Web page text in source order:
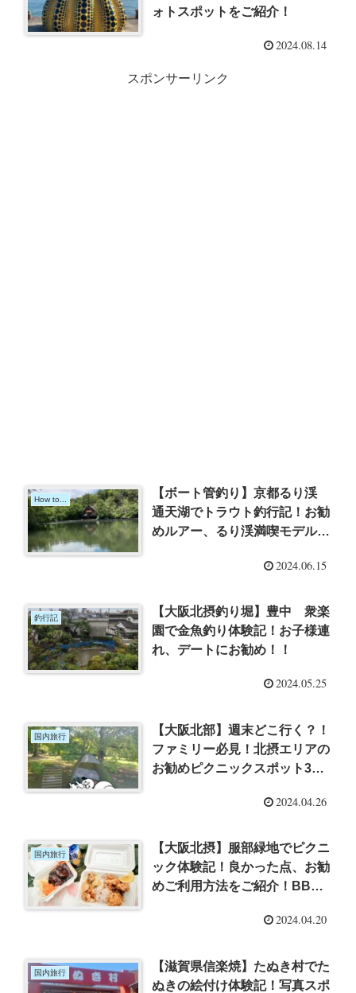
ォトスポットをご紹介！
2024.08.14
スポンサーリンク
How to...
【ボート管釣り】京都るり渓
通天湖でトラウト釣行記！お勧
めルアー、るり渓満喫モデルコ
2024.06.15
釣行記
【大阪北摂釣り堀】豊中 衆楽
園で金魚釣り体験記！お子様連
れ、デートにお勧め！！
2024.05.25
国内旅行
【大阪北部】週末どこ行く？！
ファミリー必見！北摂エリアの
お勧めピクニックスポット3
2024.04.26
国内旅行
【大阪北摂】服部緑地でピクニ
ック体験記！良かった点、お勧
めご利用方法をご紹介！BBQ
2024.04.20
国内旅行
【滋賀県信楽焼】たぬき村でた
ぬきの絵付け体験記！写真スポ